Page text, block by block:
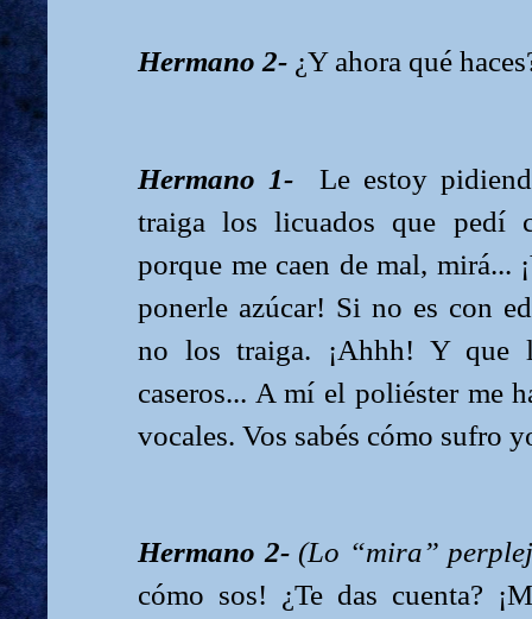
Hermano 2- ¿Y ahora qué
Hermano 1-
Le estoy
traiga los licuados que pedí
porque me caen de mal, mirá...
ponerle azúcar! Si no es con
no los traiga.
¡Ahhh! Y que
caseros... A mí el poliéster me
vocales. Vos sabés cómo sufro
Hermano 2- (Lo “mira”
cómo sos! ¿Te das cuenta?